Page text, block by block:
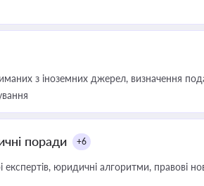
з іноземних джерел, визначення
поради +6
юридичні алгоритми, правові